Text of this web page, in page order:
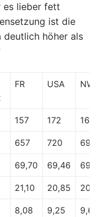
es lieber fett
ist die
deutlich höher als
FR USA
157 172 166
657 720 695
69,70 69,46
21,10 20,85
8,08 9,25 9,60